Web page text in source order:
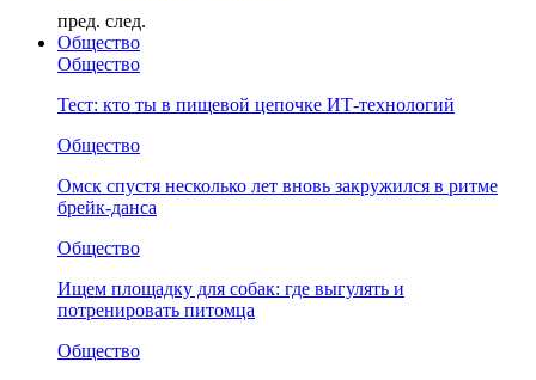
пред. след.
Общество
Общество
Тест: кто ты в пищевой цепочке ИТ-технологий
Общество
Омск спустя несколько лет вновь закружился в ритме
брейк-данса
Общество
Ищем площадку для собак: где выгулять и
потренировать питомца
Общество